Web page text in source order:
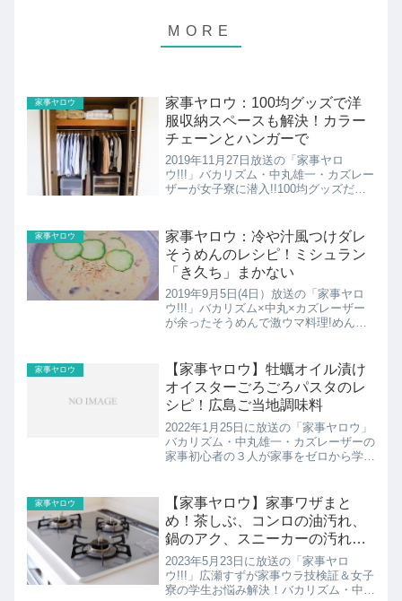
家事ヤロウ
家事ヤロウ：100均グッズで洋
服収納スペースも解決！カラー
チェーンとハンガーで
2019年11月27日放送の「家事ヤロ
ウ!!!」バカリズム・中丸雄一・カズレー
ザーが女子寮に潜入!!100均グッズだけ
ちの家事のお悩みを解決します。ここで
は洋服収納ス...
家事ヤロウ
家事ヤロウ：冷や汁風つけダレ
そうめんのレシピ！ミシュラン
「き久ち」まかない
2019年9月5日(4日）放送の「家事ヤロ
ウ!!!」バカリズム×中丸×カズレーザー
が余ったそうめんで激ウマ料理!めんつ
や汁風つけダレそうめんのレシピの紹
介！
家事ヤロウ
【家事ヤロウ】牡蠣オイル漬け
オイスターごろごろパスタのレ
シピ！広島ご当地調味料
2022年1月25日に放送の「家事ヤロウ」
バカリズム・中丸雄一・カズレーザーの
家事初心者の３人が家事をゼロから学ぶ
人にレシピ伝授バカリ・中丸・カズの家
事初心者３人が最強...
家事ヤロウ
【家事ヤロウ】家事ワザまと
め！茶しぶ、コンロの油汚れ、
鍋のアク、スニーカーの汚れほ
か
2023年5月23日に放送の「家事ヤロ
ウ!!!」広瀬すずが家事ウラ技検証＆女子
寮の学生お悩み解決！バカリズム・中丸